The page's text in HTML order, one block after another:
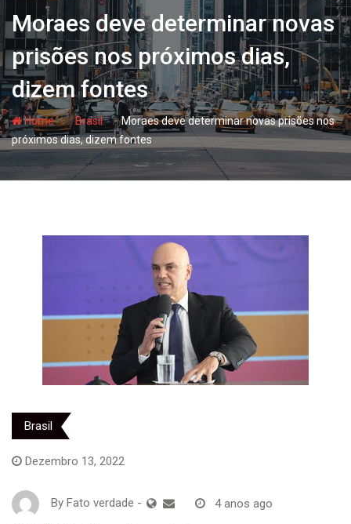
Moraes deve determinar novas
prisões nos próximos dias,
dizem fontes
Home- hjBrasil- hjMoraes deve determinar novas prisões nos
próximos dias, dizem fontes
Brasil
Dezembro 13, 2022
By Fato verdade - 4 anos ago